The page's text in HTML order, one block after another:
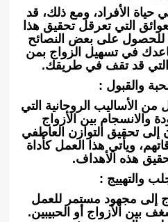
الأفراد، ومع ذلك، قد
التي تعرقل تحقيق هذا
للحصول على بعض النصائح
في تسهيل الزواج بمن
التي قد تقف في طريقك.
والقبول :
من الأساليب الروحانية التي
والانسجام بين الأزواج
إلى تحقيق التوازن العاطفي
ويأتي هذا العمل كأداة
هذه الأهداف.
والتهييج :
إلى مجهود مستمر للعمل
بين الأزواج أو الحبيبين.